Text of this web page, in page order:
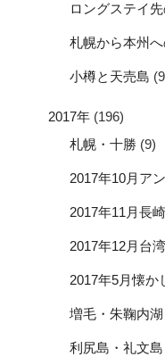
ロングステイ
札幌から本州
小樽と天売島
2017年 (196)
札幌・十勝 (9)
2017年10月ア
2017年11月長
2017年12月台湾
2017年5月懐か
増毛・朱鞠内
利尻島・礼文